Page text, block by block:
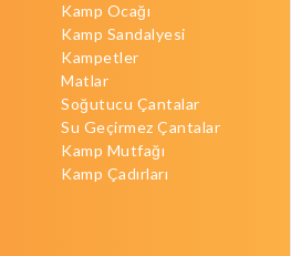
Kamp Ocağı
Kamp Sandalyesi
Kampetler
Matlar
Soğutucu Çantalar
Su Geçirmez Çantalar
Kamp Mutfağı
Kamp Çadırları